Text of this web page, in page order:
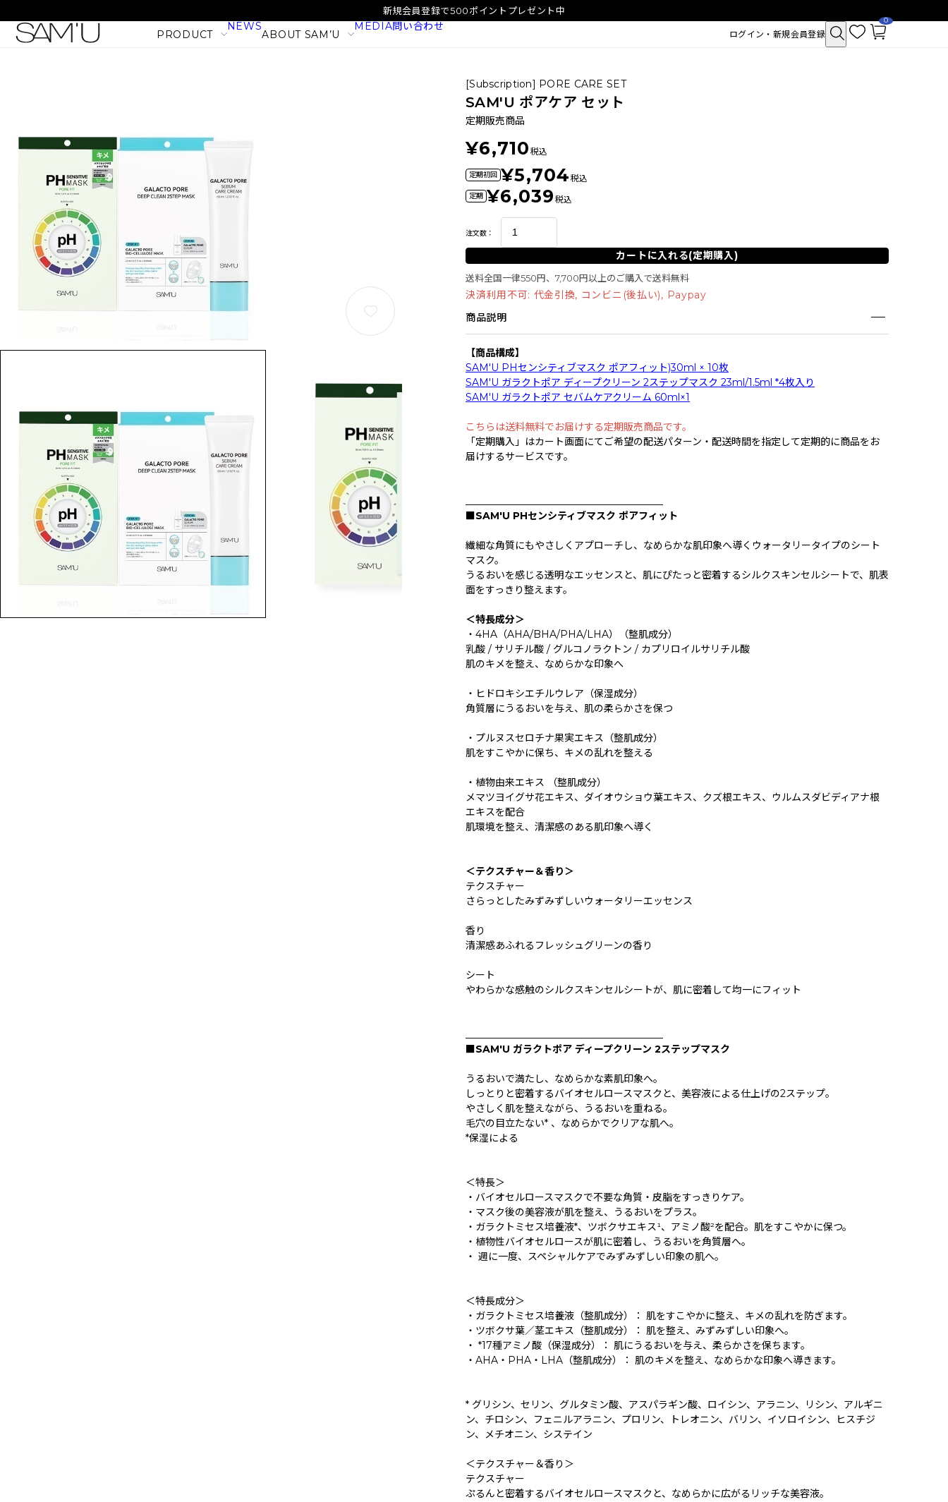
新規会員登録で500ポイントプレゼント中
PRODUCT
CATEGORY
SKIN CARE
BODY CARE
MAKE UP
HAIR CARE
PRODUCT
NEW
PHセンシティブマスク バイタル
フィット (10枚入)
SAM'U ガラクトポア オーツート
2,420
SAM'U ガラクトポア チューイー
パウダーウォッシュ
SAM'U ガラクトポア セバムケア
NEWS
ABOUT SAM’U
MEDIA問い合わせ
ログイン・新規会員登録
お
気
カ
0
[Subscription] PORE CARE SET
SAM'U ポアケア セット
定期販売商品
¥6,710 税込
定期初回 ¥5,704 税込
定期 ¥6,039 税込
注文数：
カートに入れる(定期購入)
送料全国一律550円、7,700円以上のご購入で送料無料
決済利用不可: 代金引換, コンビニ(後払い), Paypay
商品説明
【商品構成】
SAM'U PHセンシティブマスク ポアフィット)30ml × 10枚
SAM'U ガラクトポア ディープクリーン 2ステップマスク 23ml/1.5ml *4枚入り
SAM'U ガラクトポア セバムケアクリーム 60ml×1
こちらは送料無料でお届けする定期販売商品です。
「定期購入」はカート画面にてご希望の配送パターン・配送時間を指定して定期的に商品をお
届けするサービスです。
■SAM'U PHセンシティブマスク ポアフィット
繊細な角質にもやさしくアプローチし、なめらかな肌印象へ導くウォータリータイプのシート
マスク。
うるおいを感じる透明なエッセンスと、肌にぴたっと密着するシルクスキンセルシートで、肌表
面をすっきり整えます。
＜特長成分＞
・4HA（AHA/BHA/PHA/LHA）（整肌成分）
乳酸 / サリチル酸 / グルコノラクトン / カプリロイルサリチル酸
肌のキメを整え、なめらかな印象へ
・ヒドロキシエチルウレア（保湿成分）
角質層にうるおいを与え、肌の柔らかさを保つ
・プルヌスセロチナ果実エキス（整肌成分）
肌をすこやかに保ち、キメの乱れを整える
・植物由来エキス （整肌成分）
メマツヨイグサ花エキス、ダイオウショウ葉エキス、クズ根エキス、ウルムスダビディアナ根
エキスを配合
肌環境を整え、清潔感のある肌印象へ導く
＜テクスチャー＆香り＞
テクスチャー
さらっとしたみずみずしいウォータリーエッセンス
香り
清潔感あふれるフレッシュグリーンの香り
シート
やわらかな感触のシルクスキンセルシートが、肌に密着して均一にフィット
■SAM'U ガラクトポア ディープクリーン 2ステップマスク
うるおいで満たし、なめらかな素肌印象へ。
しっとりと密着するバイオセルロースマスクと、美容液による仕上げの2ステップ。
やさしく肌を整えながら、うるおいを重ねる。
毛穴の目立たない* 、なめらかでクリアな肌へ。
*保湿による
＜特長＞
・バイオセルロースマスクで不要な角質・皮脂をすっきりケア。
・マスク後の美容液が肌を整え、うるおいをプラス。
・ガラクトミセス培養液*、ツボクサエキス¹、アミノ酸²を配合。肌をすこやかに保つ。
・植物性バイオセルロースが肌に密着し、うるおいを角質層へ。
・ 週に一度、スペシャルケアでみずみずしい印象の肌へ。
＜特長成分＞
・ガラクトミセス培養液（整肌成分）： 肌をすこやかに整え、キメの乱れを防ぎます。
・ツボクサ葉／茎エキス（整肌成分）： 肌を整え、みずみずしい印象へ。
・ *17種アミノ酸（保湿成分）： 肌にうるおいを与え、柔らかさを保ちます。
・AHA・PHA・LHA（整肌成分）： 肌のキメを整え、なめらかな印象へ導きます。
* グリシン、セリン、グルタミン酸、アスパラギン酸、ロイシン、アラニン、リシン、アルギニ
ン、チロシン、フェニルアラニン、プロリン、トレオニン、バリン、イソロイシン、ヒスチジ
ン、メチオニン、システイン
＜テクスチャー＆香り＞
テクスチャー
ぷるんと密着するバイオセルロースマスクと、なめらかに広がるリッチな美容液。